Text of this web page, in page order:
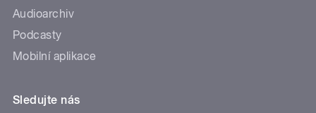
Audioarchiv
Podcasty
Mobilní aplikace
Sledujte nás